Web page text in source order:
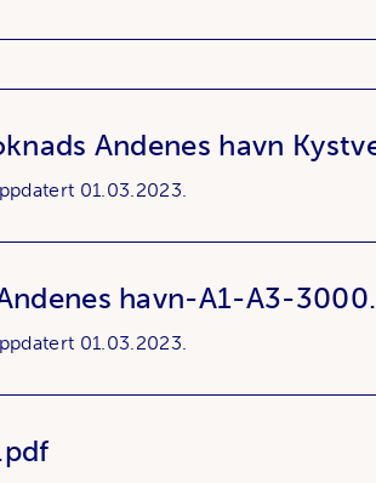
Andenes havn
01.03.2023.
havn-A1-A3-
01.03.2023.